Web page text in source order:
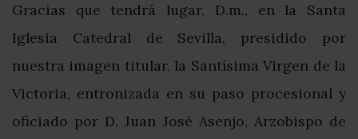
Gracias que tendrá lugar, D.m., en la Santa
Iglesia Catedral de Sevilla, presidido por
nuestra imagen titular, la Santísima Virgen de la
Victoria, entronizada en su paso procesional y
oficiado por D. Juan José Asenjo, Arzobispo de